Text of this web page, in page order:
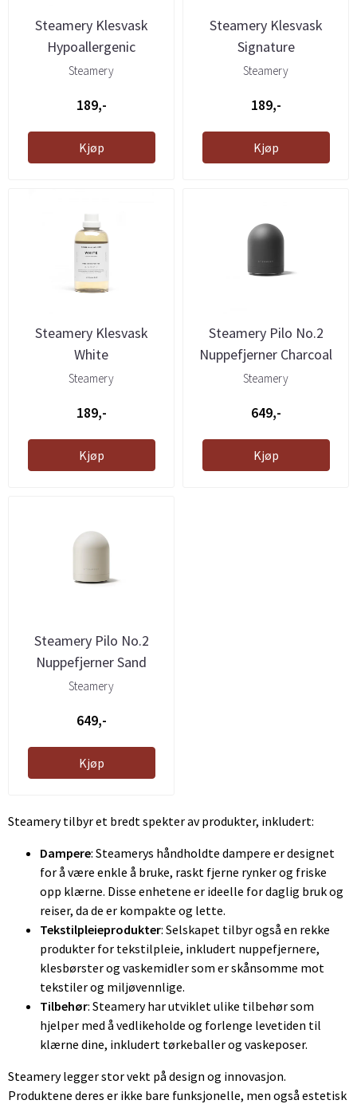
Steamery Klesvask
Hypoallergenic
Steamery
189,-
Kjøp
Steamery Klesvask
Signature
Steamery
189,-
Kjøp
Steamery Klesvask
White
Steamery
189,-
Kjøp
Steamery Pilo No.2
Nuppefjerner Charcoal
Steamery
649,-
Kjøp
Steamery Pilo No.2
Nuppefjerner Sand
Steamery
649,-
Kjøp
Steamery tilbyr et bredt spekter av produkter, inkludert:
Dampere: Steamerys håndholdte dampere er designet
for å være enkle å bruke, raskt fjerne rynker og friske
opp klærne. Disse enhetene er ideelle for daglig bruk og
reiser, da de er kompakte og lette.
Tekstilpleieprodukter: Selskapet tilbyr også en rekke
produkter for tekstilpleie, inkludert nuppefjernere,
klesbørster og vaskemidler som er skånsomme mot
tekstiler og miljøvennlige.
Tilbehør: Steamery har utviklet ulike tilbehør som
hjelper med å vedlikeholde og forlenge levetiden til
klærne dine, inkludert tørkeballer og vaskeposer.
Steamery legger stor vekt på design og innovasjon.
Produktene deres er ikke bare funksjonelle, men også estetisk